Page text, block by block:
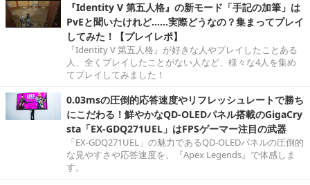
『Identity V 第五人格』の新モード「手記の加筆」は
PvEと聞いたけれど……実際どうなの？集まってプレイ
してみた！【プレイレポ】
『Identity V 第五人格』が好きな人やプレイしたことある
人、全くプレイしたことがない人など、様々な4人を集め
てプレイしてみました！
0.03msの圧倒的応答速度やリフレッシュレートで勝ち
にこだわる！鮮やかなQD-OLEDパネル搭載のGigaCry
sta「EX-GDQ271UEL」はFPSゲーマー注目の武器
「EX-GDQ271UEL」の魅力であるQD-OLEDパネルの圧倒的
な見やすさや応答速度を、『Apex Legends』で体感しま
す。